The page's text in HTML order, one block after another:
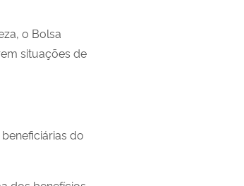
, o Bolsa
situações de
do